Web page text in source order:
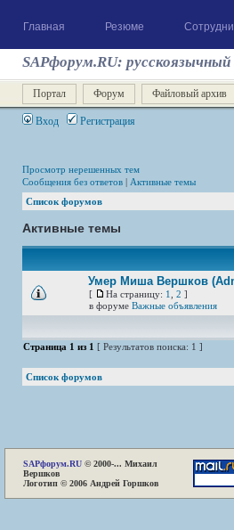
Главная Резюме
SAPфорум.RU:
Портал Форум Файловый архив
Вход Регистрация
Просмотр нерешенных тем
Сообщения без ответов | Активные темы
Список форумов
Активные темы
Умер Миша Вершков
[ На страницу: 1 2 ]
в форуме Важные объявления
Страница 1 из 1 [ Результатов поиска: 1 ]
Список форумов
SAPфорум.RU © 2000-... Михаил
Вершков
Логотип © 2006 Андрей Горшков